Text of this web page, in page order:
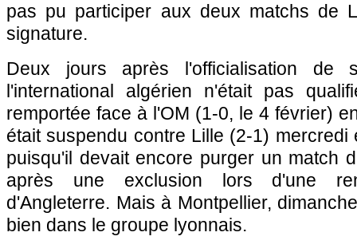
pas pu participer aux deux matchs de
signature.
Deux jours après l'officialisation de
l'international algérien n'était pas
remportée face à l'OM (1-0, le 4 février)
était suspendu contre Lille (2-1) mercredi
puisqu'il devait encore purger un match
après une exclusion lors d'une
d'Angleterre. Mais à Montpellier,
bien dans le groupe lyonnais.